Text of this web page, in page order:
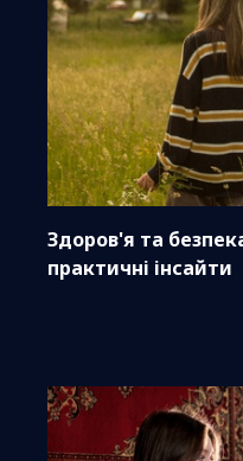
Здоров'я та
практичні інсайти